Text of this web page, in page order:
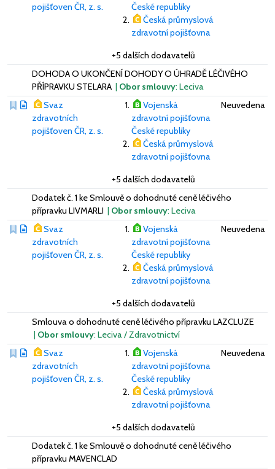
pojišťoven ČR, z. s.
České republiky
Česká průmyslová
zdravotní pojišťovna
+5 dalších dodavatelů
DOHODA O UKONČENÍ DOHODY O ÚHRADĚ LÉČIVÉHO
PŘÍPRAVKU STELARA | Obor smlouvy: Leciva
Svaz
zdravotních
pojišťoven ČR, z. s.
Vojenská
zdravotní pojišťovna
České republiky
Česká průmyslová
zdravotní pojišťovna
+5 dalších dodavatelů
Neuvedena
Dodatek č. 1 ke Smlouvě o dohodnuté ceně léčivého
přípravku LIVMARLI | Obor smlouvy: Leciva
Svaz
zdravotních
pojišťoven ČR, z. s.
Vojenská
zdravotní pojišťovna
České republiky
Česká průmyslová
zdravotní pojišťovna
+5 dalších dodavatelů
Neuvedena
Smlouva o dohodnuté ceně léčivého přípravku LAZCLUZE
| Obor smlouvy: Leciva / Zdravotnictví
Svaz
zdravotních
pojišťoven ČR, z. s.
Vojenská
zdravotní pojišťovna
České republiky
Česká průmyslová
zdravotní pojišťovna
+5 dalších dodavatelů
Neuvedena
Dodatek č. 1 ke Smlouvě o dohodnuté ceně léčivého
přípravku MAVENCLAD